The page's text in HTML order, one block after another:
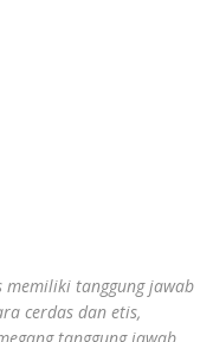
tanggung jawab
cerdas dan etis,